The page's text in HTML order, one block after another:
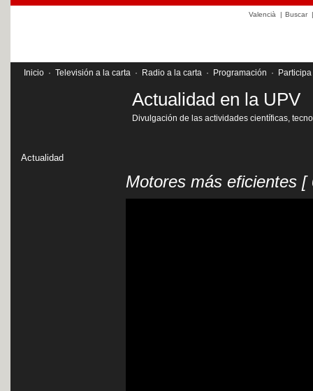
Valencià | Buscar|
Inicio · Televisión a la carta · Radio a la carta · Programación · Participa
Actualidad
Actualidad en la UPV
Divulgación de las actividades científicas,
Motores más eficientes [